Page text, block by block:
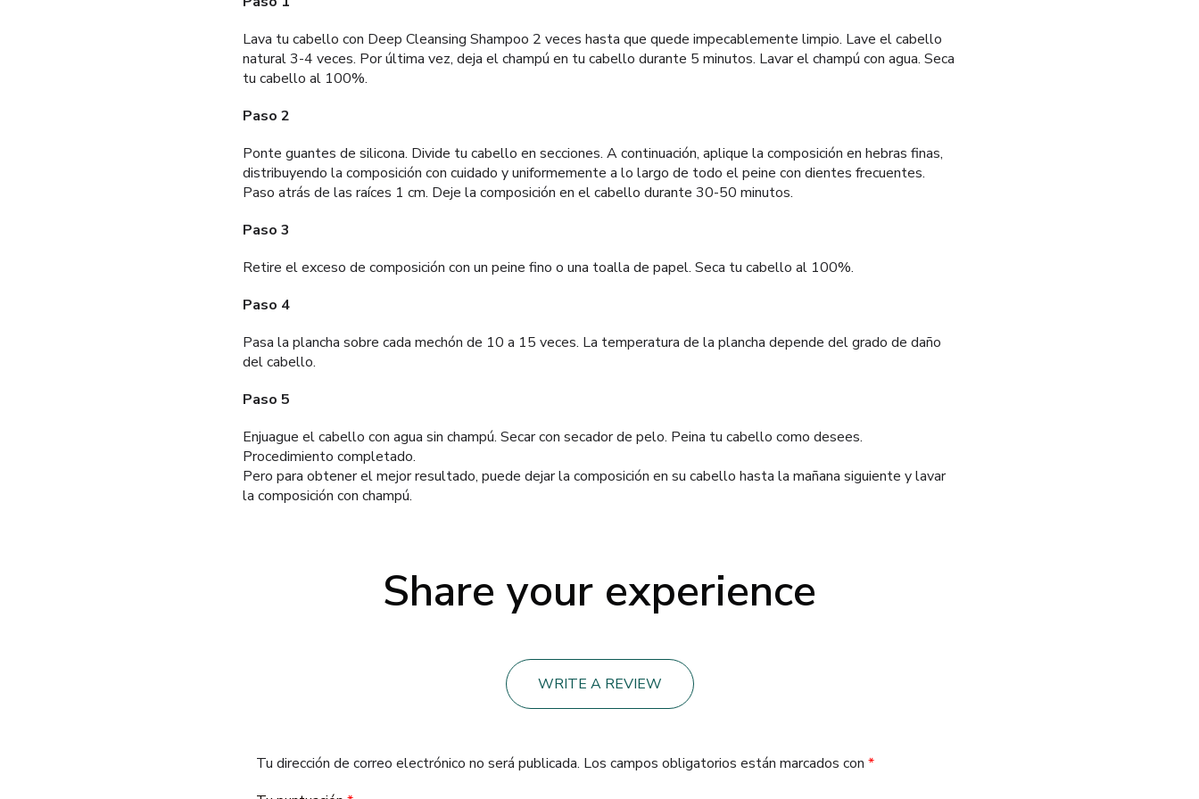
Lava tu cabello con Deep Cleansing Shampoo 2 veces hasta que quede impecablemente limpio. Lave el cabello
natural 3-4 veces. Por última vez, deja el champú en tu cabello durante 5 minutos. Lavar el champú con agua. Seca
tu cabello al 100%.
Paso 2
Ponte guantes de silicona. Divide tu cabello en secciones. A continuación, aplique la composición en hebras finas,
distribuyendo la composición con cuidado y uniformemente a lo largo de todo el peine con dientes frecuentes.
Paso atrás de las raíces 1 cm. Deje la composición en el cabello durante 30-50 minutos.
Paso 3
Retire el exceso de composición con un peine fino o una toalla de papel. Seca tu cabello al 100%.
Paso 4
Pasa la plancha sobre cada mechón de 10 a 15 veces. La temperatura de la plancha depende del grado de daño
del cabello.
Paso 5
Enjuague el cabello con agua sin champú. Secar con secador de pelo. Peina tu cabello como desees.
Procedimiento completado.
Pero para obtener el mejor resultado, puede dejar la composición en su cabello hasta la mañana siguiente y lavar
la composición con champú.
Share your experience
WRITE A REVIEW
Tu dirección de correo electrónico no será publicada. Los campos obligatorios están marcados con *